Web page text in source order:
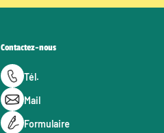
Contactez-nous
Tél.
Mail
Formulaire